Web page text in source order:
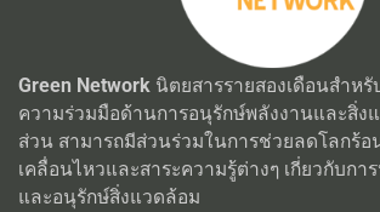
Green Network นิตยสารรายสองเดือนสำหรั
ความร่วมมือด้านการอนุรักษ์พลังงานและสิ่ง
ส่วน สามารถมีส่วนร่วมในการช่วยลดโลกร้อ
เคลื่อนไหวและสาระความรู้ต่างๆ เกี่ยวกับกา
และอนุรักษ์สิ่งแวดล้อม